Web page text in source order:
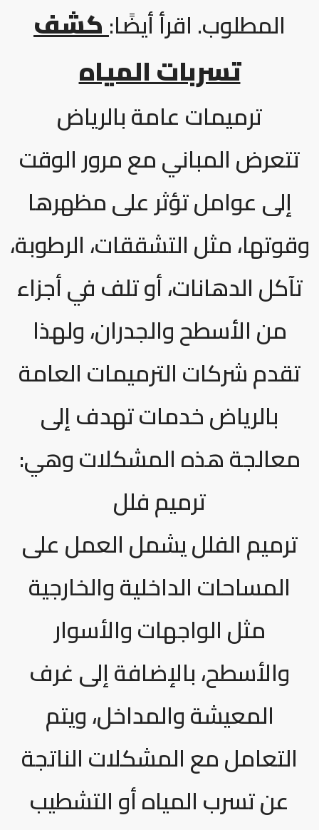
المطلوب. اقرأ أيضًا:كشف
تسربات المياه
ترميمات عامة بالرياض
تتعرض المباني مع مرور الوقت
إلى عوامل تؤثر على مظهرها
وقوتها، مثل التشققات، الرطوبة،
تآكل الدهانات، أو تلف في أجزاء
من الأسطح والجدران، ولهذا
تقدم شركات الترميمات العامة
بالرياض خدمات تهدف إلى
معالجة هذه المشكلات وهي:
ترميم فلل
ترميم الفلل يشمل العمل على
المساحات الداخلية والخارجية
مثل الواجهات والأسوار
والأسطح، بالإضافة إلى غرف
المعيشة والمداخل، ويتم
التعامل مع المشكلات الناتجة
عن تسرب المياه أو التشطيب